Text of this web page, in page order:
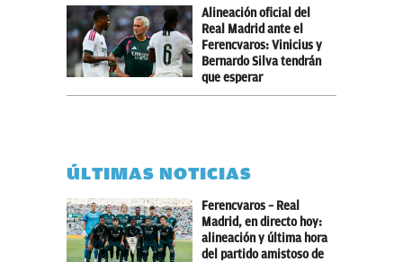
Alineación oficial del
Real Madrid ante el
Ferencvaros: Vinicius y
Bernardo Silva tendrán
que esperar
ÚLTIMAS NOTICIAS
Ferencvaros – Real
Madrid, en directo hoy:
alineación y última hora
del partido amistoso de